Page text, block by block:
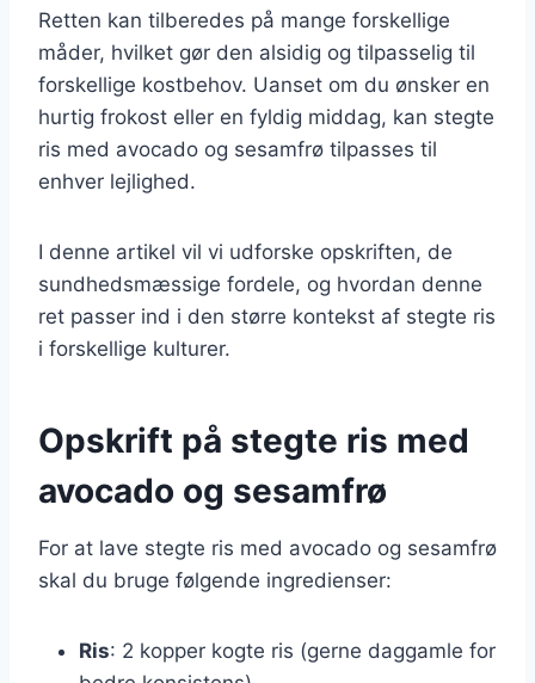
Retten kan tilberedes på mange forskellige
måder, hvilket gør den alsidig og tilpasselig til
forskellige kostbehov. Uanset om du ønsker en
hurtig frokost eller en fyldig middag, kan stegte
ris med avocado og sesamfrø tilpasses til
enhver lejlighed.
I denne artikel vil vi udforske opskriften, de
sundhedsmæssige fordele, og hvordan denne
ret passer ind i den større kontekst af stegte ris
i forskellige kulturer.
Opskrift på stegte ris med
avocado og sesamfrø
For at lave stegte ris med avocado og sesamfrø
skal du bruge følgende ingredienser:
Ris: 2 kopper kogte ris (gerne daggamle for